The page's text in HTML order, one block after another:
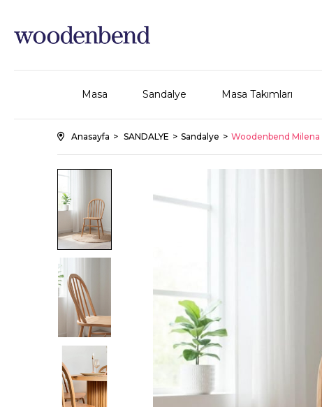
Masa Sandalye Masa Takımları
Anasayfa SANDALYE Sandalye Woodenbend Milena